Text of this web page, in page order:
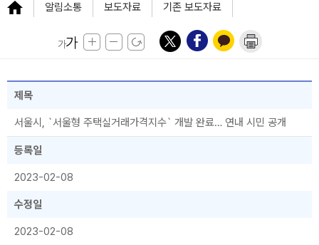
알림소통 보도자료 기존 보도자료
제목
서울시, `서울형 주택실거래가격지수` 개발 완료… 연내 시민 공개
등록일
2023-02-08
수정일
2023-02-08